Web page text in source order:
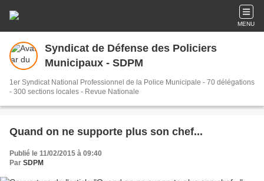
MENU
Syndicat de Défense des Policiers
Municipaux - SDPM
1er Syndicat National Professionnel de la Police Municipale - 70 délégations
- 300 sections locales - Revue Nationale
Quand on ne supporte plus son chef...
Publié le 11/02/2015 à 09:40
Par SDPM